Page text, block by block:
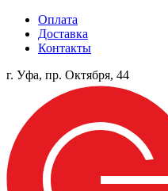
Оплата
Доставка
Контакты
г. Уфа, пр. Октября, 44